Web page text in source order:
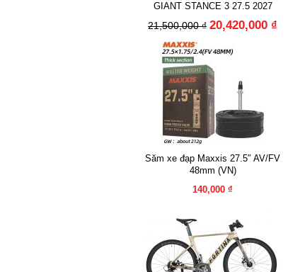
GIANT STANCE 3 27.5 2027
21,500,000 ₫ 20,420,000 ₫
Săm xe đạp Maxxis 27.5″ AV/FV
48mm (VN)
140,000 ₫